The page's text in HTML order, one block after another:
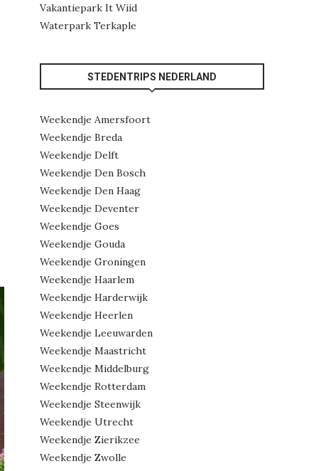
Vakantiepark It Wiid
Waterpark Terkaple
STEDENTRIPS NEDERLAND
Weekendje Amersfoort
Weekendje Breda
Weekendje Delft
Weekendje Den Bosch
Weekendje Den Haag
Weekendje Deventer
Weekendje Goes
Weekendje Gouda
Weekendje Groningen
Weekendje Haarlem
Weekendje Harderwijk
Weekendje Heerlen
Weekendje Leeuwarden
Weekendje Maastricht
Weekendje Middelburg
Weekendje Rotterdam
Weekendje Steenwijk
Weekendje Utrecht
Weekendje Zierikzee
Weekendje Zwolle